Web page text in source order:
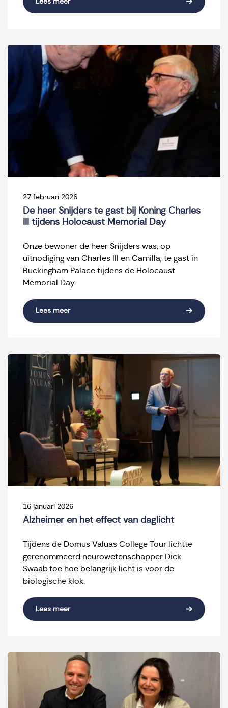
Lees meer
27 februari 2026
De heer Snijders te gast bij Koning Charles
III tijdens Holocaust Memorial Day
Onze bewoner de heer Snijders was, op
uitnodiging van Charles III en Camilla, te gast in
Buckingham Palace tijdens de Holocaust
Memorial Day.
Lees meer
16 januari 2026
Alzheimer en het effect van daglicht
Tijdens de Domus Valuas College Tour lichtte
gerenommeerd neurowetenschapper Dick
Swaab toe hoe belangrijk licht is voor de
biologische klok.
Lees meer